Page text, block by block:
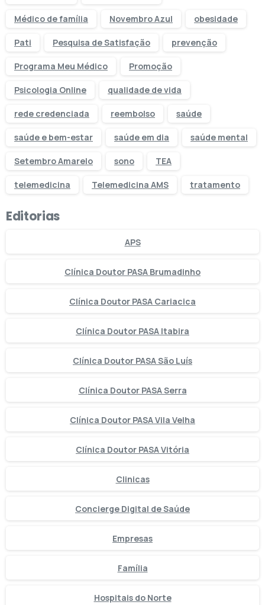
Médico de família Novembro Azul obesidade
Pati Pesquisa de Satisfação prevenção
Programa Meu Médico Promoção
Psicologia Online qualidade de vida
rede credenciada reembolso saúde
saúde e bem-estar saúde em dia saúde mental
Setembro Amarelo sono TEA
telemedicina Telemedicina AMS tratamento
Editorias
APS
Clínica Doutor PASA Brumadinho
Clínica Doutor PASA Cariacica
Clínica Doutor PASA Itabira
Clínica Doutor PASA São Luís
Clínica Doutor PASA Serra
Clínica Doutor PASA Vila Velha
Clínica Doutor PASA Vitória
Clinicas
Concierge Digital de Saúde
Empresas
Família
Hospitais do Norte